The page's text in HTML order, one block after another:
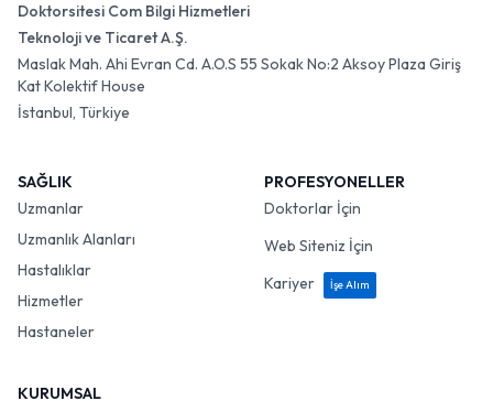
Doktorsitesi Com Bilgi Hizmetleri
Teknoloji ve Ticaret A.Ş.
Maslak Mah. Ahi Evran Cd. A.O.S 55 Sokak No:2 Aksoy Plaza Giriş
Kat Kolektif House
İstanbul, Türkiye
SAĞLIK
Uzmanlar
Uzmanlık Alanları
Hastalıklar
Hizmetler
Hastaneler
PROFESYONELLER
Doktorlar İçin
Web Siteniz İçin
Kariyer
İşe Alım
KURUMSAL